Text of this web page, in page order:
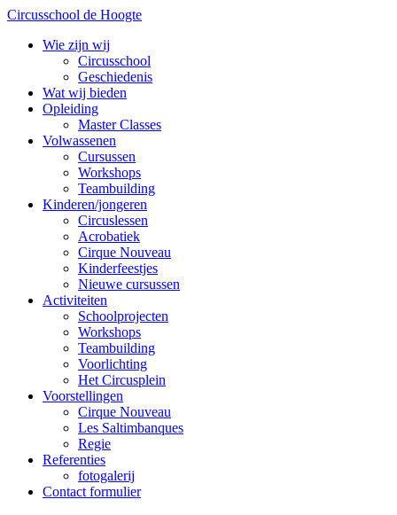
Circusschool de Hoogte
Wie zijn wij
Circusschool
Geschiedenis
Wat wij bieden
Opleiding
Master Classes
Volwassenen
Cursussen
Workshops
Teambuilding
Kinderen/jongeren
Circuslessen
Acrobatiek
Cirque Nouveau
Kinderfeestjes
Nieuwe cursussen
Activiteiten
Schoolprojecten
Workshops
Teambuilding
Voorlichting
Het Circusplein
Voorstellingen
Cirque Nouveau
Les Saltimbanques
Regie
Referenties
fotogalerij
Contact formulier